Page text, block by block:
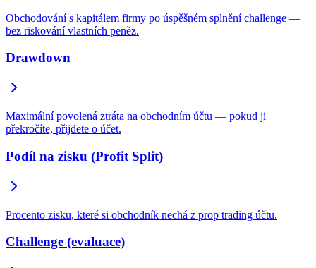
Obchodování s kapitálem firmy po úspěšném splnění challenge —
bez riskování vlastních peněz.
Drawdown
Maximální povolená ztráta na obchodním účtu — pokud ji
překročíte, přijdete o účet.
Podíl na zisku (Profit Split)
Procento zisku, které si obchodník nechá z prop trading účtu.
Challenge (evaluace)